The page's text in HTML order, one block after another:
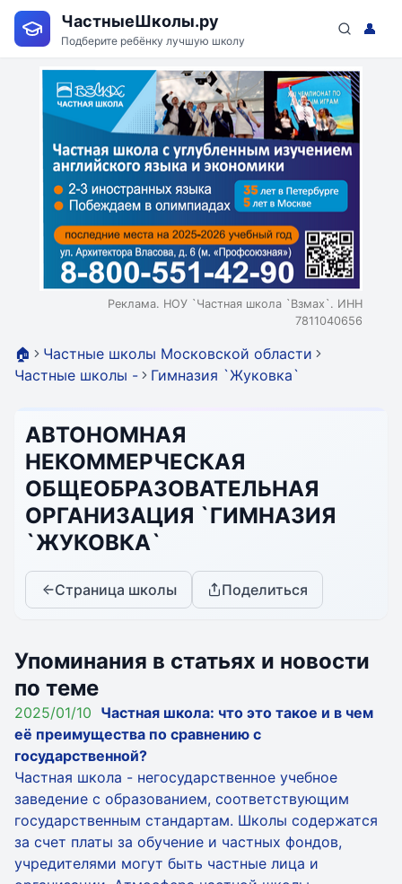
ЧастныеШколы.ру
Подберите ребёнку лучшую школу
👤
Реклама. НОУ `Частная школа `Взмах`. ИНН
7811040656
🏠
Частные школы Московской области
Частные школы -
Гимназия `Жуковка`
АВТОНОМНАЯ
НЕКОММЕРЧЕСКАЯ
ОБЩЕОБРАЗОВАТЕЛЬНАЯ
ОРГАНИЗАЦИЯ `ГИМНАЗИЯ
`ЖУКОВКА`
Страница школы Поделиться
Упоминания в статьях и новости
по теме
2025/01/10 Частная школа: что это такое и в чем
её преимущества по сравнению с
государственной?
Частная школа - негосударственное учебное
заведение с образованием, соответствующим
государственным стандартам. Школы содержатся
за счет платы за обучение и частных фондов,
учредителями могут быть частные лица и